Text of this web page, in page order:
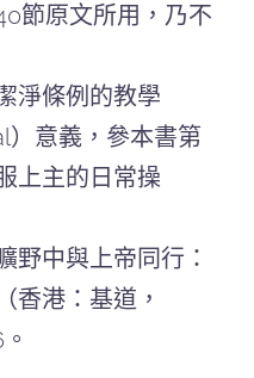
節原文所用，乃不
淨條例的教學
）意義，參本書第
上主的日常操
野中與上帝同行：
香港：基道，